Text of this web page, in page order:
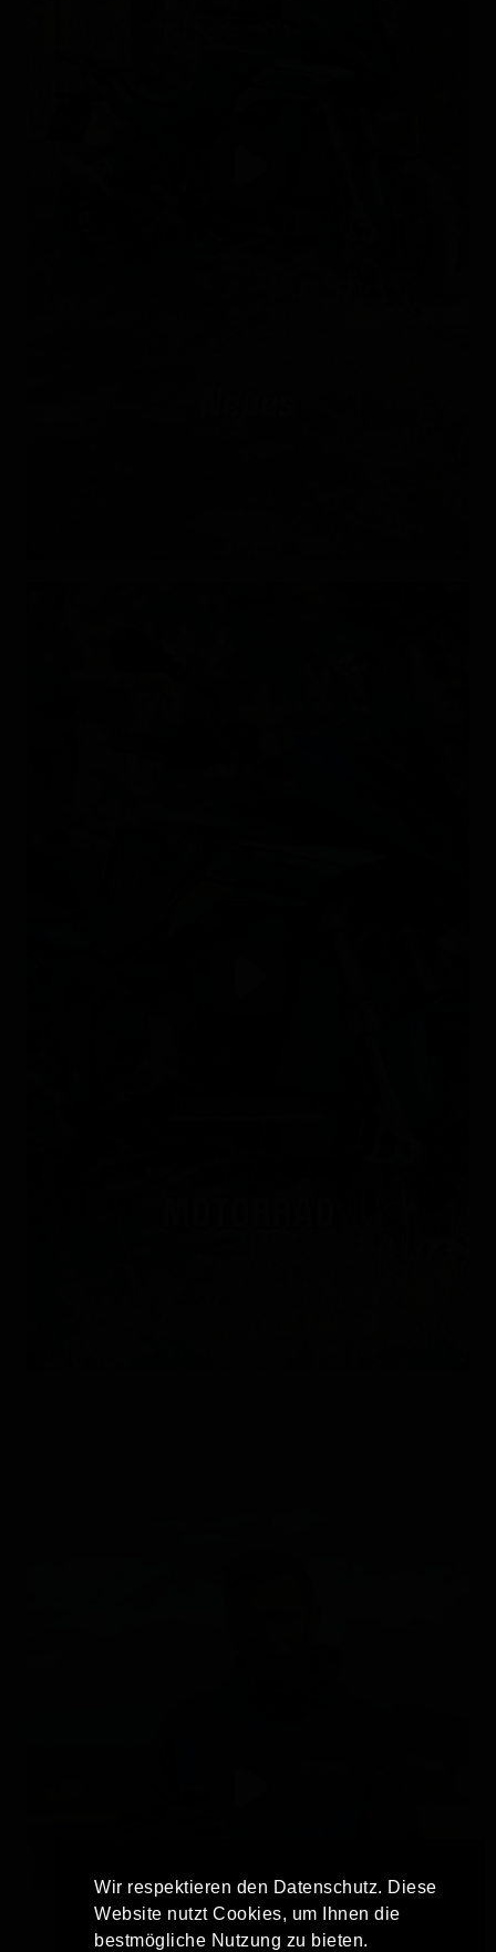
Wir respektieren den Datenschutz. Diese
Website nutzt Cookies, um Ihnen die
bestmögliche Nutzung zu bieten.